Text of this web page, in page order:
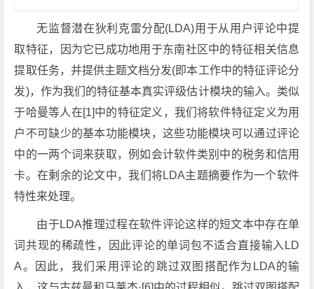
无监督潜在狄利克雷分配(LDA)用于从用户评论中提
取特征，因为它已成功地用于东南社区中的特征相关信息
提取任务，并提供主题文档分发(即本工作中的特征评论分
发)，作为我们的特征基本真实评级估计模块的输入。类似
于哈曼等人在[1]中的特征定义，我们将软件特征定义为用
户不可缺少的基本功能模块，这些功能模块可以通过评论
中的一两个词来获取，例如会计软件类别中的税务和信用
卡。在剩余的论文中，我们将LDA主题摘要作为一个软件
特性来处理。
由于LDA推理过程在软件评论这样的短文本中存在单
词共现的稀疏性，因此评论的单词包不适合直接输入LD
A。因此，我们采用评论的跳过双图搭配作为LDA的输